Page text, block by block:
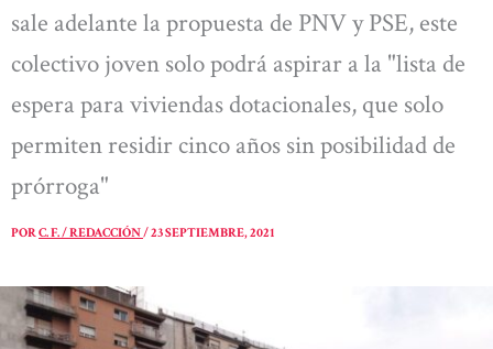
sale adelante la propuesta de PNV y PSE, este
colectivo joven solo podrá aspirar a la "lista de
espera para viviendas dotacionales, que solo
permiten residir cinco años sin posibilidad de
prórroga"
PORC. F. / REDACCIÓN/23 SEPTIEMBRE, 2021